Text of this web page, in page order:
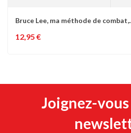
Bruce Lee, ma méthode de
12,95 €
Joignez-